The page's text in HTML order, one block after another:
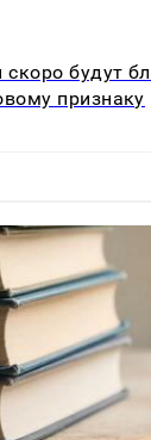
скоро будут
признаку